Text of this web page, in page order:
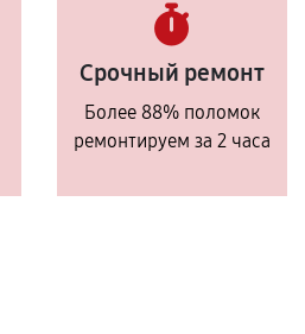
Срочный ремонт
Более 88% поломок
ремонтируем за 2 часа